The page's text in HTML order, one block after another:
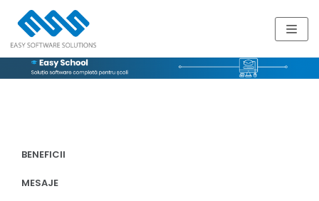
Skip
to
content
BENEFICII
MESAJE